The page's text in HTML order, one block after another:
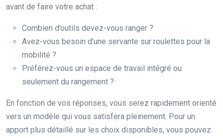
avant de faire votre achat :
Combien d’outils devez-vous ranger ?
Avez-vous besoin d’une servante sur roulettes pour la
mobilité ?
Préférez-vous un espace de travail intégré ou
seulement du rangement ?
En fonction de vos réponses, vous serez rapidement orienté
vers un modèle qui vous satisfera pleinement. Pour un
apport plus détaillé sur les choix disponibles, vous pouvez